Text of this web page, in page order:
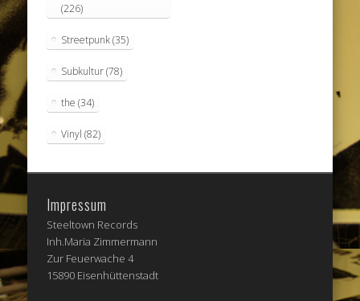
(226)
Streetpunk(35)
Subkultur(78)
the (34)
Vinyl (82)
Impressum
Steeltown Records
Inh.Maria Zimmermann
Zur Feuerwache 4
15890 Eisenhüttenstadt